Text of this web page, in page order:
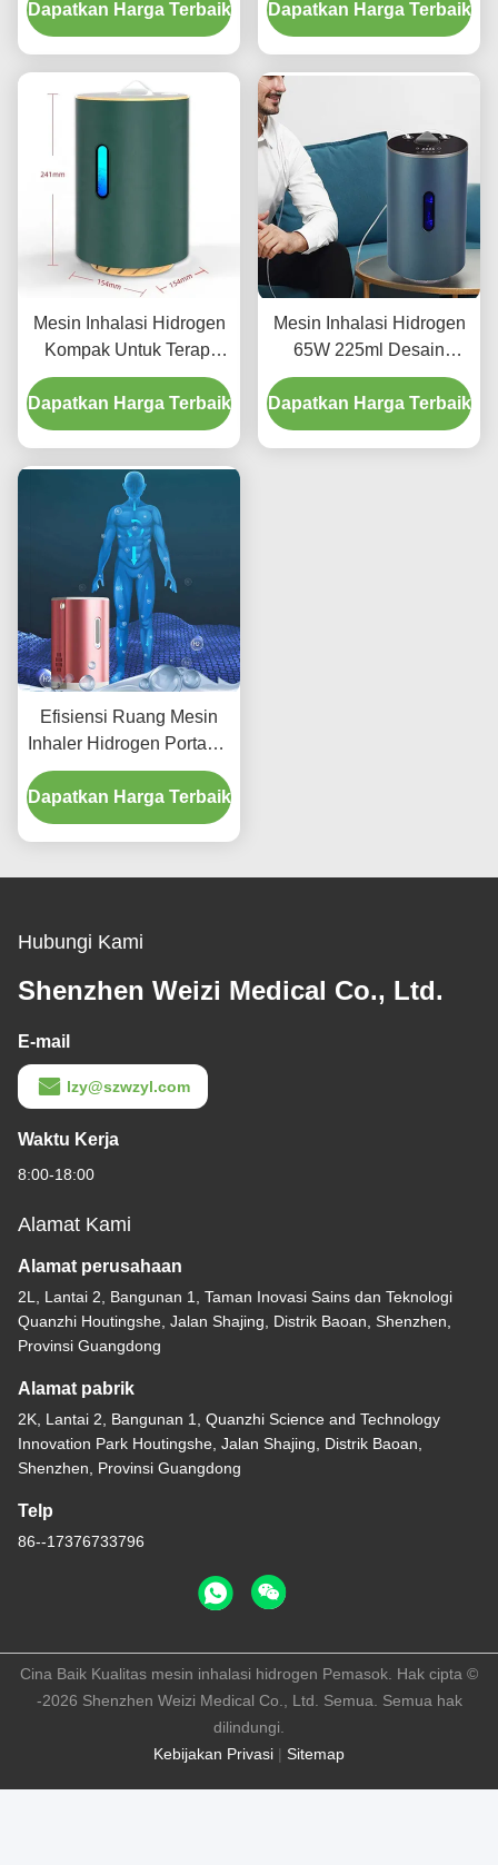
Tidur 150ml/Min
Dapatkan Harga Terbaik
Inhaler Non Noise
Dapatkan Harga Terbaik
Mesin Inhalasi Hidrogen
Kompak Untuk Terapi
Efektif Mudah Operasi
Dapatkan Harga Terbaik
Mesin Inhalasi Hidrogen
65W 225ml Desain
kompak Mudah Dibawa
Dapatkan Harga Terbaik
Efisiensi Ruang Mesin
Inhaler Hidrogen Portable
150ml 225ml
Dapatkan Harga Terbaik
Hubungi Kami
Shenzhen Weizi Medical Co., Ltd.
E-mail
lzy@szwzyl.com
Waktu Kerja
8:00-18:00
Alamat Kami
Alamat perusahaan
2L, Lantai 2, Bangunan 1, Taman Inovasi Sains dan Teknologi
Quanzhi Houtingshe, Jalan Shajing, Distrik Baoan, Shenzhen,
Provinsi Guangdong
Alamat pabrik
2K, Lantai 2, Bangunan 1, Quanzhi Science and Technology
Innovation Park Houtingshe, Jalan Shajing, Distrik Baoan,
Shenzhen, Provinsi Guangdong
Telp
86--17376733796
Kebijakan Privasi | Sitemap
Cina Baik Kualitas mesin inhalasi hidrogen Pemasok. Hak cipta ©
-2026 Shenzhen Weizi Medical Co., Ltd. Semua. Semua hak
dilindungi.